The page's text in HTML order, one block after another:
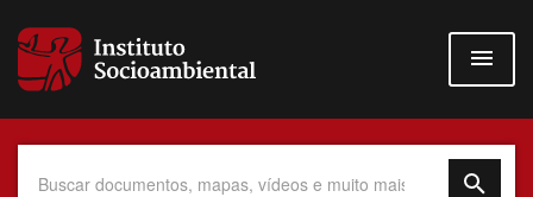
para
conteúdo